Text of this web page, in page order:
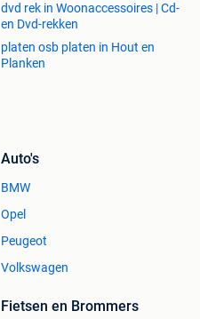
dvd rek in Woonaccessoires | Cd-
en Dvd-rekken
platen osb platen in Hout en
Planken
Auto's
BMW
Opel
Peugeot
Volkswagen
Fietsen en Brommers